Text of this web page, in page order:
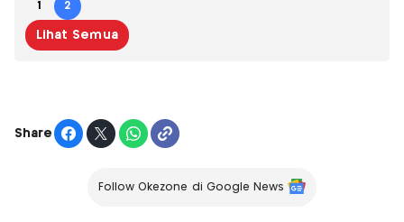
1 2
Lihat Semua
Share
Follow Okezone di Google News